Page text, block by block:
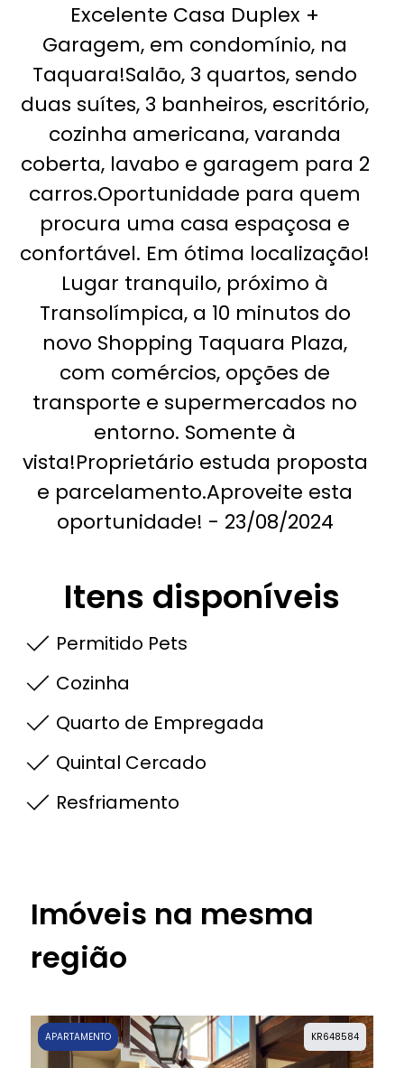
Excelente Casa Duplex +
Garagem, em condomínio, na
Taquara!Salão, 3 quartos, sendo
duas suítes, 3 banheiros, escritório,
cozinha americana, varanda
coberta, lavabo e garagem para 2
carros.Oportunidade para quem
procura uma casa espaçosa e
confortável. Em ótima localização!
Lugar tranquilo, próximo à
Transolímpica, a 10 minutos do
novo Shopping Taquara Plaza,
com comércios, opções de
transporte e supermercados no
entorno. Somente à
vista!Proprietário estuda proposta
e parcelamento.Aproveite esta
oportunidade! - 23/08/2024
Itens disponíveis
Permitido Pets
Cozinha
Quarto de Empregada
Quintal Cercado
Resfriamento
Imóveis na mesma
região
KR648584
APARTAMENTO